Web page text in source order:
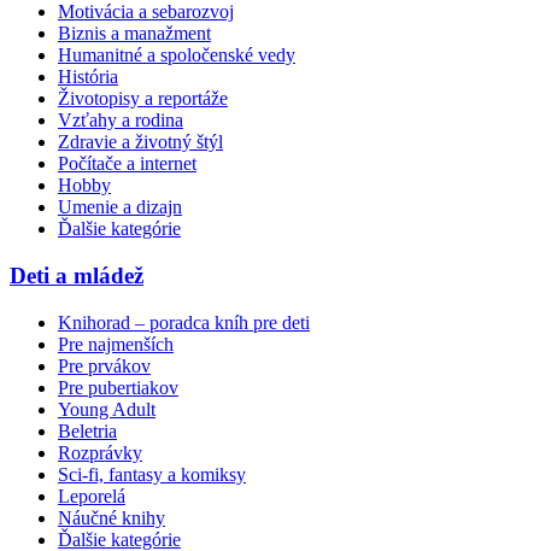
Motivácia a sebarozvoj
Biznis a manažment
Humanitné a spoločenské vedy
História
Životopisy a reportáže
Vzťahy a rodina
Zdravie a životný štýl
Počítače a internet
Hobby
Umenie a dizajn
Ďalšie kategórie
Deti a mládež
Knihorad – poradca kníh pre deti
Pre najmenších
Pre prvákov
Pre pubertiakov
Young Adult
Beletria
Rozprávky
Sci-fi, fantasy a komiksy
Leporelá
Náučné knihy
Ďalšie kategórie